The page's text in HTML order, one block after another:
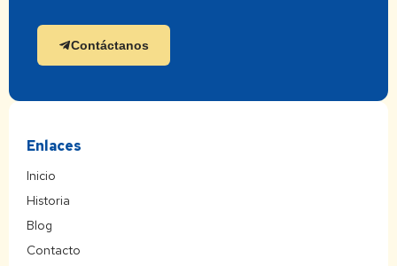
Contáctanos
Enlaces
Inicio
Historia
Blog
Contacto